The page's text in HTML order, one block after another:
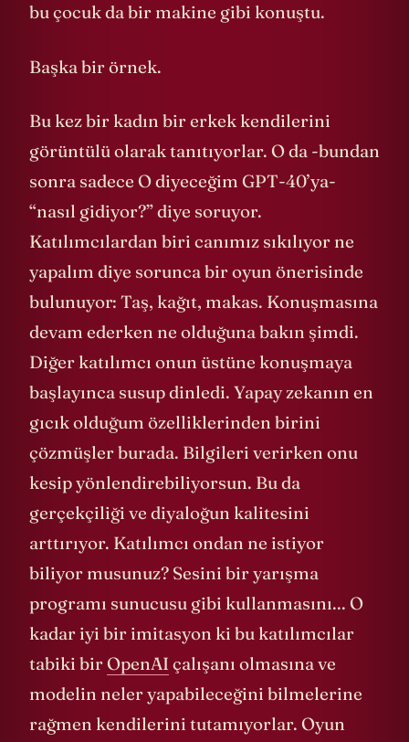
bu çocuk da bir makine gibi konuştu.
Başka bir örnek.
Bu kez bir kadın bir erkek kendilerini
görüntülü olarak tanıtıyorlar. O da -bundan
sonra sadece O diyeceğim GPT-40’ya-
“nasıl gidiyor?” diye soruyor.
Katılımcılardan biri canımız sıkılıyor ne
yapalım diye sorunca bir oyun önerisinde
bulunuyor: Taş, kağıt, makas. Konuşmasına
devam ederken ne olduğuna bakın şimdi.
Diğer katılımcı onun üstüne konuşmaya
başlayınca susup dinledi. Yapay zekanın en
gıcık olduğum özelliklerinden birini
çözmüşler burada. Bilgileri verirken onu
kesip yönlendirebiliyorsun. Bu da
gerçekçiliği ve diyaloğun kalitesini
arttırıyor. Katılımcı ondan ne istiyor
biliyor musunuz? Sesini bir yarışma
programı sunucusu gibi kullanmasını... O
kadar iyi bir imitasyon ki bu katılımcılar
tabiki birOpenAI çalışanı olmasına ve
modelin neler yapabileceğini bilmelerine
rağmen kendilerini tutamıyorlar. Oyun